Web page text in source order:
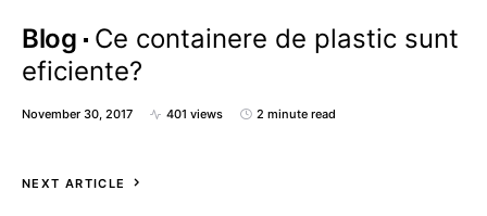
Blog
Ce containere de plastic sunt
eficiente?
November 30, 2017 401 views 2 minute read
NEXT ARTICLE